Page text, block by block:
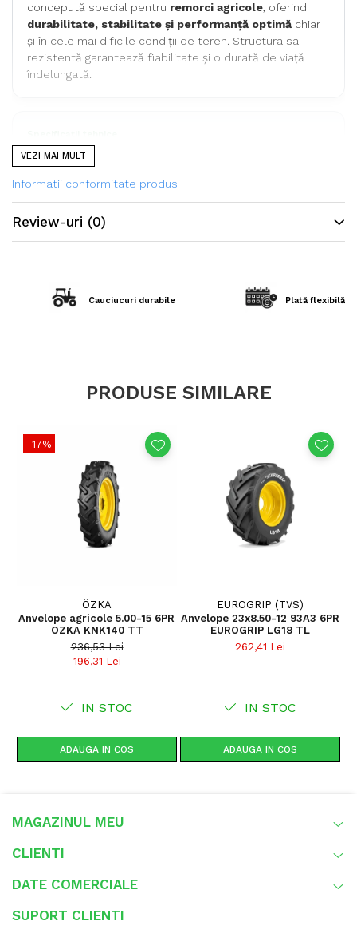
concepută special pentru remorci agricole, oferind
durabilitate, stabilitate și performanță optimă chiar
și în cele mai dificile condiții de teren. Structura sa
rezistentă garantează fiabilitate și o durată de viață
îndelungată.
Dimensiune
Tip
TT (Tube Type – cu
Model
Construcție robustă pentru încărcături mari și
teren agricol variat
Aderență optimă pe sol moale sau denivelat
Durată lungă de viață datorită designului rezistent
la abraziune
Siguranță și stabilitate în timpul transportului de
Recomandări
Ideală pentru fermieri și operatori agricoli care au
nevoie de o
agricol intensiv.
VEZI MAI MULT
Informatii conformitate produs
Review-uri (0)
Cauciucuri durabile Plată flexibilă
PRODUSE SIMILARE
-17%
ÖZKA
Anvelope agricole 5.00-15 6PR
OZKA KNK140 TT
236,53 Lei
196,31 Lei
IN STOC
ADAUGA IN COS
EUROGRIP (TVS)
Anvelope 23x8.50-12 93A3 6PR
EUROGRIP LG18 TL
262,41 Lei
IN STOC
ADAUGA IN COS
MAGAZINUL MEU
CLIENTI
DATE COMERCIALE
SUPORT CLIENTI